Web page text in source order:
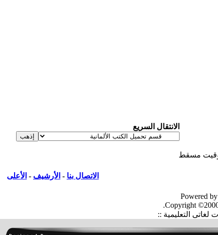
الانتقال السريع
مسقط
الاتصال بنا-الأرشيف-الأعلى
Powered
Copyright
التعليمية ::